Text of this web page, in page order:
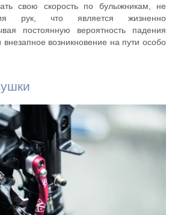
свою скорость по булыжникам, не
рук, что является жизненно
постоянную вероятность падения
возникновение на пути особо